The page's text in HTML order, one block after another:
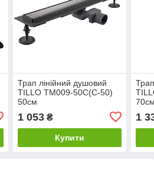
Трап лінійний душовий
TILLO TM009-50C(C-50)
50см
1 053₴
Купити
1